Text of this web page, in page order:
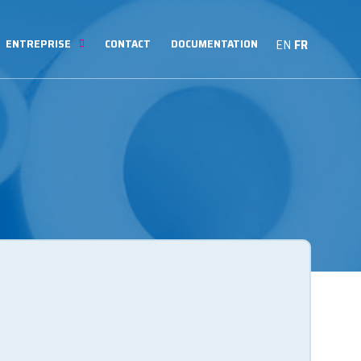
ENTREPRISE CONTACT DOCUMENTATION EN FR